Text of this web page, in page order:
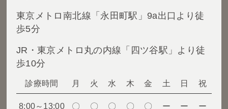
東京メトロ南北線「永田町駅」9a出口より徒
歩5分
JR・東京メトロ丸の内線「四ツ谷駅」より徒
歩10分
診療時間 月 火 水 木 金 土 日 祝
8:00～13:00 〇 〇 〇 〇 〇 ー ー ー